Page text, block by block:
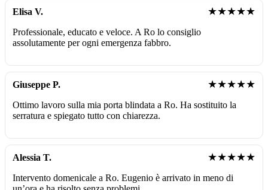
Elisa V. ★★★★★
Professionale, educato e veloce. A Ro lo consiglio
assolutamente per ogni emergenza fabbro.
Giuseppe P. ★★★★★
Ottimo lavoro sulla mia porta blindata a Ro. Ha sostituito la
serratura e spiegato tutto con chiarezza.
Alessia T. ★★★★★
Intervento domenicale a Ro. Eugenio è arrivato in meno di